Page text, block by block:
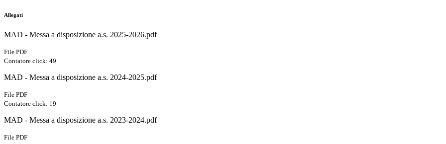
Allegati
MAD - Messa a disposizione a.s. 2025-2026.pdf
File PDF
Contatore click: 49
MAD - Messa a disposizione a.s. 2024-2025.pdf
File PDF
Contatore click: 19
MAD - Messa a disposizione a.s. 2023-2024.pdf
File PDF